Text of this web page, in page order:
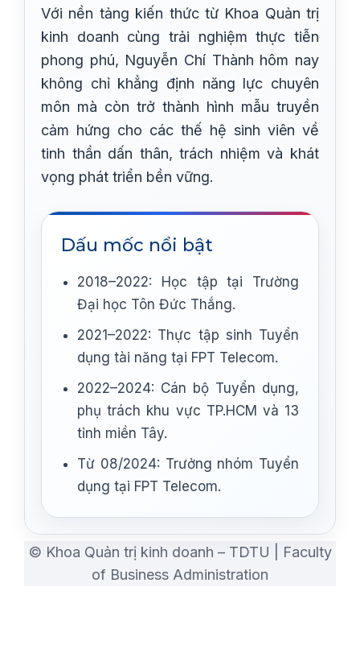
Với nền tảng kiến thức từ Khoa Quản trị
kinh doanh cùng trải nghiệm thực tiễn
phong phú, Nguyễn Chí Thành hôm nay
không chỉ khẳng định năng lực chuyên
môn mà còn trở thành hình mẫu truyền
cảm hứng cho các thế hệ sinh viên về
tinh thần dấn thân, trách nhiệm và khát
vọng phát triển bền vững.
Dấu mốc nổi bật
2018–2022: Học tập tại Trường
Đại học Tôn Đức Thắng.
2021–2022: Thực tập sinh Tuyển
dụng tài năng tại FPT Telecom.
2022–2024: Cán bộ Tuyển dụng,
phụ trách khu vực TP.HCM và 13
tỉnh miền Tây.
Từ 08/2024: Trưởng nhóm Tuyển
dụng tại FPT Telecom.
© Khoa Quản trị kinh doanh – TDTU | Faculty
of Business Administration